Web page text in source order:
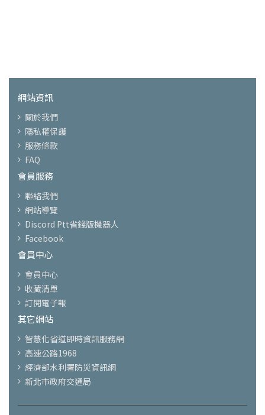
網站資訊
關於我們
隱私權保護
服務條款
FAQ
會員服務
聯絡我們
網站導覽
Discord Ptt省錢版機器人
Facebook
會員中心
會員中心
收藏清單
訂閱電子報
其它網站
智慧化省道即時資訊服務網
高速公路1968
經濟部水利署防災資訊網
新北市政府交通局